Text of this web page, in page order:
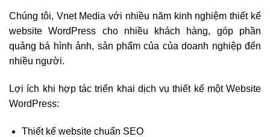
Chúng tôi, Vnet Media với nhiều năm kinh nghiệm thiết kế
website WordPress cho nhiều khách hàng, góp phần
quảng bá hình ảnh, sản phẩm của của doanh nghiệp đến
nhiều người.
Lợi ích khi hợp tác triển khai dịch vụ thiết kế một Website
WordPress:
Thiết kế website chuẩn SEO